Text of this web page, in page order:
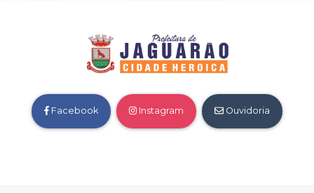
Facebook Instagram Ouvidoria